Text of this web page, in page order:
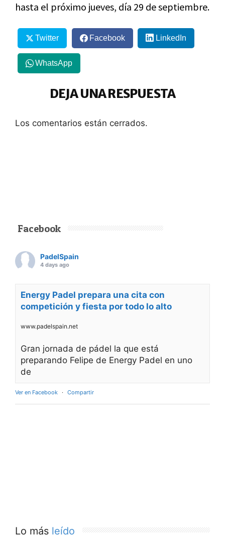
hasta el próximo jueves, día 29 de septiembre.
Twitter Facebook LinkedIn
WhatsApp
DEJA UNA RESPUESTA
Los comentarios están cerrados.
Facebook
PadelSpain
4 days ago
Energy Padel prepara una cita con
competición y fiesta por todo lo alto
www.padelspain.net
Gran jornada de pádel la que está
preparando Felipe de Energy Padel en uno
de
Ver en Facebook · Compartir
Lo más leído